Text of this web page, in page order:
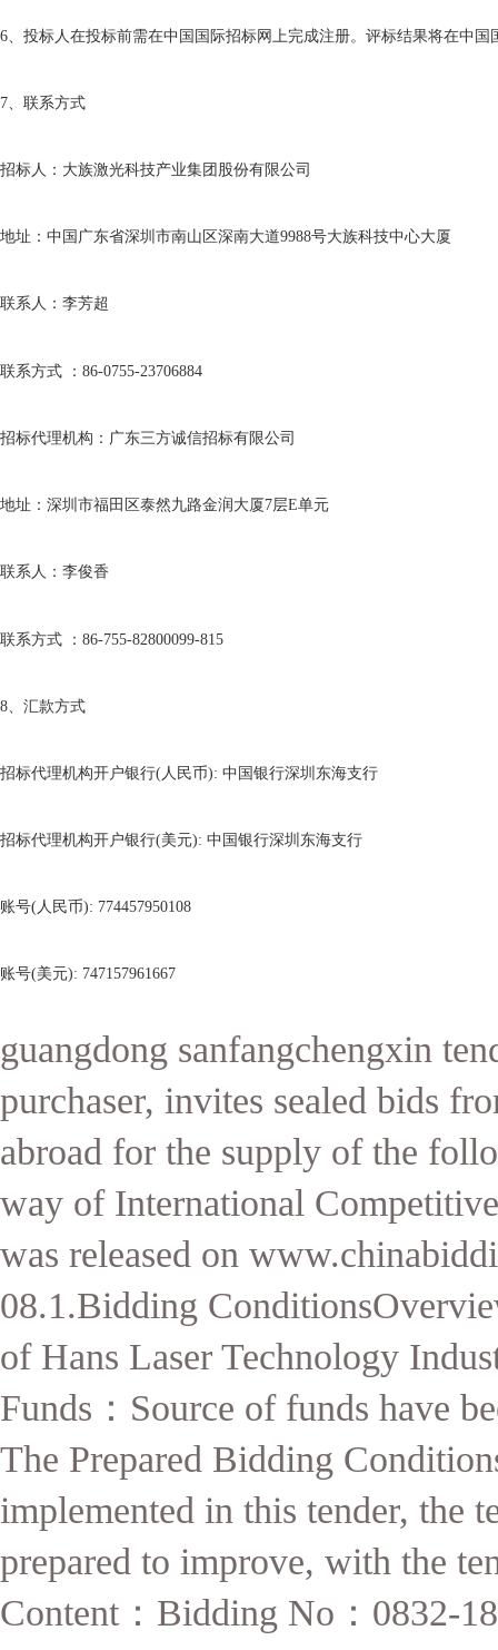
6、投标人在投标前需在中国国际招标网上完成注册。评标结果将在中国
7、联系方式
招标人：大族激光科技产业集团股份有限公司
地址：中国广东省深圳市南山区深南大道9988号大族科技中心大厦
联系人：李芳超
联系方式 ： 86-0755-23706884
招标代理机构：广东三方诚信招标有限公司
地址：深圳市福田区泰然九路金润大厦7层E单元
联系人：李俊香
联系方式 ： 86-755-82800099-815
8、汇款方式
招标代理机构开户银行(人民币): 中国银行深圳东海支行
招标代理机构开户银行(美元): 中国银行深圳东海支行
账号(人民币): 774457950108
账号(美元): 747157961667
guangdong sanfangchengxin
purchaser, invites sealed bids
abroad for the supply of the
way of International
was released on
08.1.Bidding
of Hans Laser Technology
Funds ： Source of funds have
The Prepared Bidding
implemented in this tender, the
prepared to improve, with the
Content： Bidding No ： 0832-